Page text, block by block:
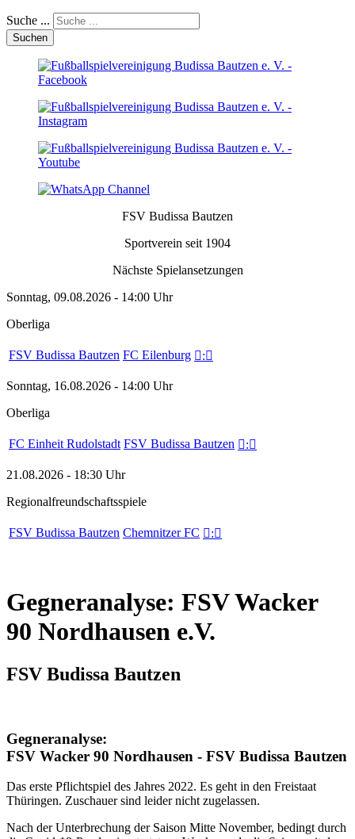
Suche ...
Suchen
FSV Budissa Bautzen
Sportverein seit 1904
Nächste Spielansetzungen
Sonntag, 09.08.2026 - 14:00 Uhr
Oberliga
FSV Budissa Bautzen FC Eilenburg :
Sonntag, 16.08.2026 - 14:00 Uhr
Oberliga
FC Einheit Rudolstadt FSV Budissa Bautzen :
21.08.2026 - 18:30 Uhr
Regionalfreundschaftsspiele
FSV Budissa Bautzen Chemnitzer FC :
Gegneranalyse: FSV Wacker
90 Nordhausen e.V.
FSV Budissa Bautzen
Gegneranalyse:
FSV Wacker 90 Nordhausen - FSV Budissa Bautzen
Das erste Pflichtspiel des Jahres 2022. Es geht in den Freistaat
Thüringen. Zuschauer sind leider nicht zugelassen.
Nach der Unterbrechung der Saison Mitte November, bedingt durch